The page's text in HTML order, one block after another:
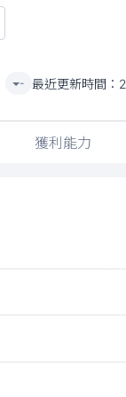
- 最近更新時間：
獲利能力